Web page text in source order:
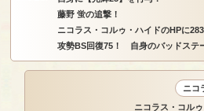
藤野 蛍の追撃！
ニコラス・コルゥ・ハイドのHPに
攻勢BS回復75！ 自身のバッドステ
ニコ
ニコラス・コル